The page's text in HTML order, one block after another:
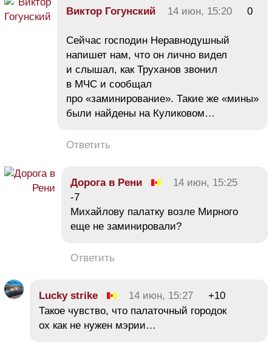
Виктор Гогунский 14 июн, 15:20 0
Сейчас господин Неравнодушный
напишет нам, что он лично видел
и слышал, как Труханов звонил
в МЧС и сообщал
про «заминирование». Такие же «мины»
были найдены на Куликовом…
Ответить
Дорога в Рени
14 июн, 15:25
-7
Михайлову палатку возле Мирного
еще не заминировали?
Ответить
Lucky strike 14 июн, 15:27
+10
Такое чувство, что палаточный городок
ох как не нужен мэрии…